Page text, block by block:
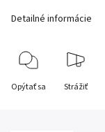
Detailné informácie
Opýtať sa Strážiť